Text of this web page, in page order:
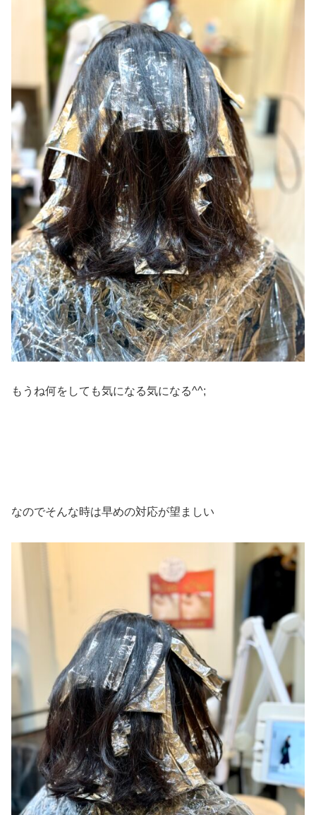
もうね何をしても気になる気になる^^;
なのでそんな時は早めの対応が望ましい